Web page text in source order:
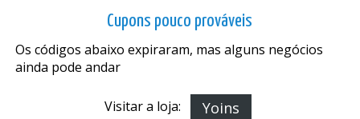
Cupons pouco prováveis
Os códigos abaixo expiraram, mas alguns negócios
ainda pode andar
Visitar a loja: Yoins